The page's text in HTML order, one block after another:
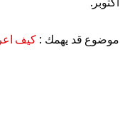
موضوع قد يهمك : كيف